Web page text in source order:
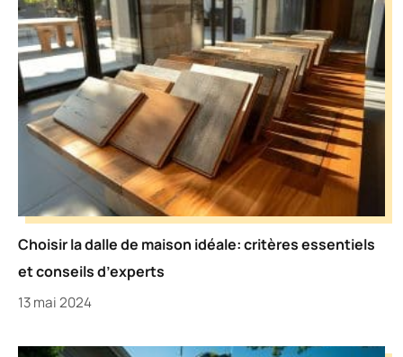
Choisir la dalle de maison idéale: critères essentiels
et conseils d’experts
13 mai 2024